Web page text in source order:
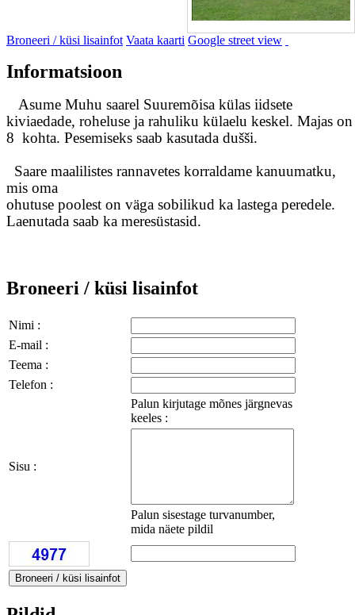
Broneeri / küsi lisainfot Vaata kaarti Google street view
Informatsioon
Asume Muhu saarel Suuremõisa külas iidsete
kiviaedade, roheluse ja rahuliku külaelu keskel. Majas on
8 kohta. Pesemiseks saab kasutada dušši.
Saare maalilistes rannavetes korraldame kanuumatku,
mis oma
ohutuse poolest on väga sobilikud ka lastega peredele.
Laenutada saab ka meresüstasid.
Broneeri / küsi lisainfot
Nimi :
E-mail :
Teema :
Telefon :
Palun kirjutage mõnes järgnevas
keeles :
Sisu :
Palun sisestage turvanumber,
mida näete pildil